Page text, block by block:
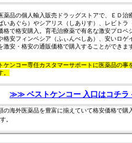
薬品の個人輸入販売ドラッグストアで、ＥＤ治
いあぐら）やシアリス（しありす）、レビトラ
格で格安購入。育毛治療薬で有名な激安プロペ
格安フィンペシア（ふぃんぺしあ）、安いロゲ
激安・格安の通販価格で購入することができま
ケンコー専任カスタマーサポートに医薬品の事
。
≫≫ ベストケンコー 入口はコチ
海外医薬品を豊富に揃えていて格安価格で購
。